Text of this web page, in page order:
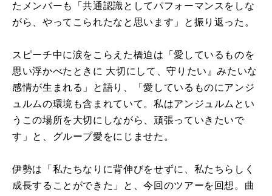
たメンバーも「共通認識としてパフォーマンスをしな
がら、やってこられたなと思います」と振り返った。
スピーチ中に涙をこらえた橋迫は「愛しているものを
思い浮かべたときに 大切にして、守りたい』みたいな
感情が生まれる」と語り、「愛しているものにアンジ
ュルムの環境も含まれていて。私はアンジュルムとい
うこの場所を大切にしながら、頑張っていきたいで
す」と、グループ愛をにじませた。
伊勢は「私たちなりに背伸びをせずに、私たちらしく
成長することができた」と、今回のツアーを回想。曲